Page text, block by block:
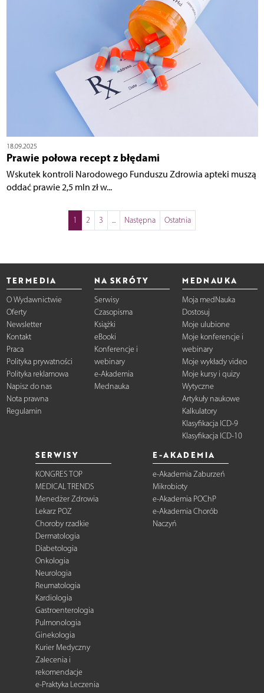
18.09.2025
Prawie połowa recept z błędami
Wskutek kontroli Narodowego Funduszu Zdrowia apteki muszą
oddać prawie 2,5 mln zł w...
1 2 3 ... Następna Ostatnia
TERMEDIA
O Wydawnictwie
Oferty
Newsletter
Kontakt
Praca
Polityka prywatności
Polityka reklamowa
Napisz do nas
Nota prawna
Regulamin
NA SKRÓTY
Serwisy
Czasopisma
Książki
eBooki
Konferencje i
webinary
e-Akademia
Mednauka
MEDNAUKA
Moja medNauka
Dostosuj
Moje ulubione
Moje konferencje i
webinary
Moje wykłady video
Moje kursy i quizy
Wytyczne
Artykuły naukowe
Kalkulatory
Klasyfikacja ICD-9
Klasyfikacja ICD-10
SERWISY
KONGRES TOP
MEDICAL TRENDS
Menedżer Zdrowia
Lekarz POZ
Choroby rzadkie
Dermatologia
Diabetologia
Onkologia
Neurologia
Reumatologia
Kardiologia
Gastroenterologia
Pulmonologia
Ginekologia
Kurier Medyczny
Zalecenia i
rekomendacje
e-Praktyka Leczenia
E-AKADEMIA
e-Akademia Zaburzeń
Mikrobioty
e-Akademia POChP
e-Akademia Chorób
Naczyń